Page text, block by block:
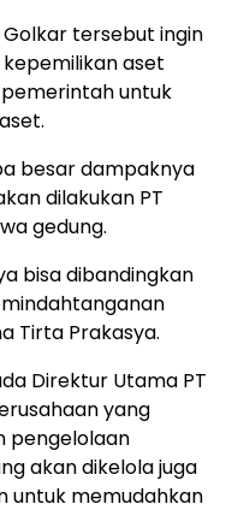
Golkar tersebut ingin
aset
untuk
besar dampaknya
dilakukan PT
gedung.
bisa dibandingkan
Tirta Prakasya.
Direktur Utama PT
yang
pengelolaan
akan dikelola juga
untuk memudahkan